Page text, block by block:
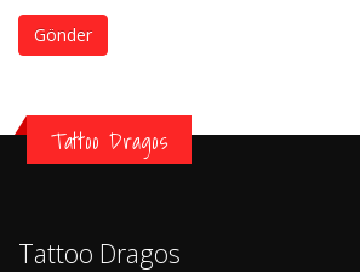
Gönder
Tattoo Dragos
Tattoo Dragos